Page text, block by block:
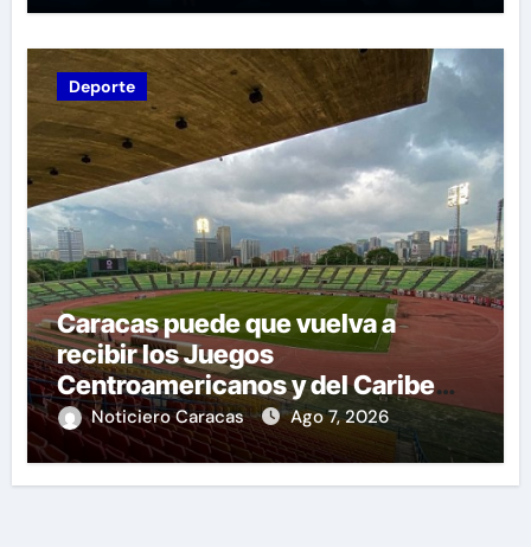
Deporte
Caracas puede que vuelva a
recibir los Juegos
Centroamericanos y del Caribe
tras mas de 70 años
Noticiero Caracas Ago 7, 2026